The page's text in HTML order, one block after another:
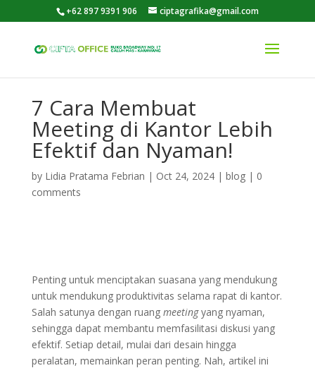
+62 897 9391 906 ciptagrafika@gmail.com
7 Cara Membuat
Meeting di Kantor Lebih
Efektif dan Nyaman!
by Lidia Pratama Febrian | Oct 24, 2024| blog| 0
comments
Penting untuk menciptakan suasana yang mendukung
untuk mendukung produktivitas selama rapat di kantor.
Salah satunya dengan ruang meetingyang nyaman,
sehingga dapat membantu memfasilitasi diskusi yang
efektif. Setiap detail, mulai dari desain hingga
peralatan, memainkan peran penting. Nah, artikel ini